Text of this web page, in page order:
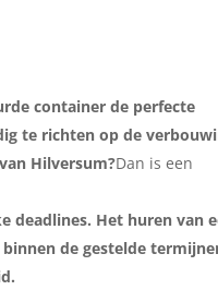
container de perfecte
te richten op de
Hilversum?Dan is een
deadlines. Het huren van
de gestelde